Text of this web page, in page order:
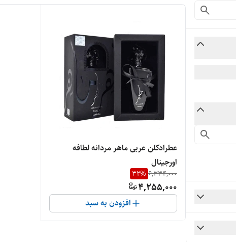
عطرادکلن عربی ماهر مردانه لطافه
اورجینال
6,334,000
32%
4,255,000
افزودن به سبد